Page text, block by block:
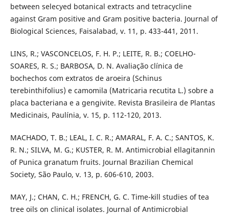
between selecyed botanical extracts and tetracycline
against Gram positive and Gram positive bacteria. Journal of
Biological Sciences, Faisalabad, v. 11, p. 433-441, 2011.
LINS, R.; VASCONCELOS, F. H. P.; LEITE, R. B.; COELHO-
SOARES, R. S.; BARBOSA, D. N. Avaliação clínica de
bochechos com extratos de aroeira (Schinus
terebinthifolius) e camomila (Matricaria recutita L.) sobre a
placa bacteriana e a gengivite. Revista Brasileira de Plantas
Medicinais, Paulínia, v. 15, p. 112-120, 2013.
MACHADO, T. B.; LEAL, I. C. R.; AMARAL, F. A. C.; SANTOS, K.
R. N.; SILVA, M. G.; KUSTER, R. M. Antimicrobial ellagitannin
of Punica granatum fruits. Journal Brazilian Chemical
Society, São Paulo, v. 13, p. 606-610, 2003.
MAY, J.; CHAN, C. H.; FRENCH, G. C. Time-kill studies of tea
tree oils on clinical isolates. Journal of Antimicrobial